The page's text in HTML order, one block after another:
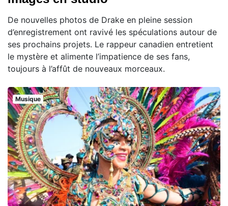
De nouvelles photos de Drake en pleine session
d’enregistrement ont ravivé les spéculations autour de
ses prochains projets. Le rappeur canadien entretient
le mystère et alimente l’impatience de ses fans,
toujours à l’affût de nouveaux morceaux.
Musique